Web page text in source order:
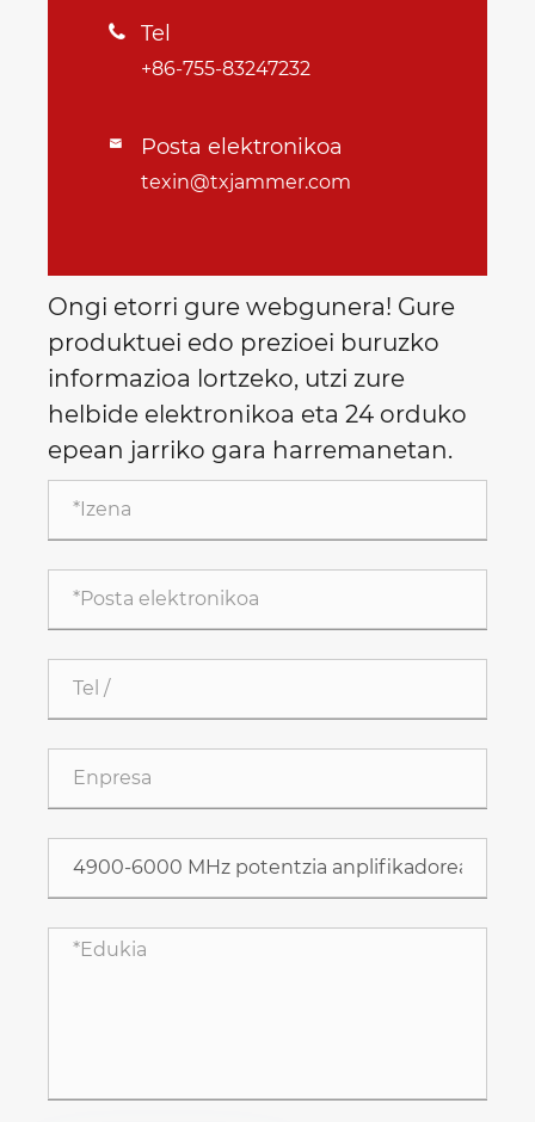
 Tel
+86-755-83247232
 Posta elektronikoa
texin@txjammer.com
Ongi etorri gure webgunera! Gure
produktuei edo prezioei buruzko
informazioa lortzeko, utzi zure
helbide elektronikoa eta 24 orduko
epean jarriko gara harremanetan.